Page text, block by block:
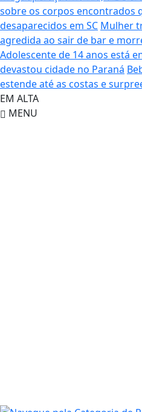
sobre os corpos encontrados
desaparecidos em SC Mulher
agredida ao sair de bar e
Adolescente de 14 anos está
devastou cidade no Paraná
estende até as costas e
EM ALTA
MENU